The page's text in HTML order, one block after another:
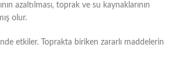
azaltılması, toprak ve su kaynaklarının
olur.
etkiler. Toprakta biriken zararlı maddelerin